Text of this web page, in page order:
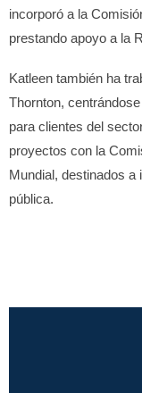
incorporó a la
prestando apoyo a la
Katleen también ha
Thornton,
para clientes del
proyectos con la
Mundial, destinados
pública.